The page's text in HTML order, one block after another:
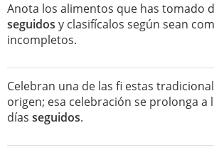
Anota los alimentos que has tomado
seguidos y clasifícalos según sean
incompletos.
Celebran una de las fi estas
origen; esa celebración se prolonga a
días seguidos.